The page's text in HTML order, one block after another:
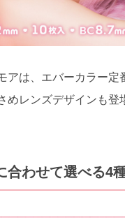
アは、エバーカラー
めレンズデザインも
合わせて選べる4